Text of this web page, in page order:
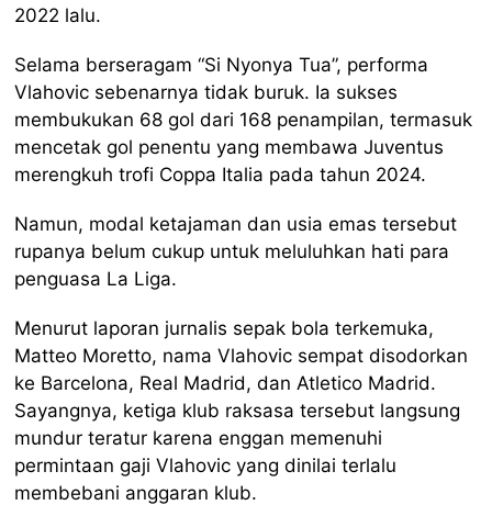
2022 lalu.
Selama berseragam “Si Nyonya Tua”, performa
Vlahovic sebenarnya tidak buruk. Ia sukses
membukukan 68 gol dari 168 penampilan, termasuk
mencetak gol penentu yang membawa Juventus
merengkuh trofi Coppa Italia pada tahun 2024.
Namun, modal ketajaman dan usia emas tersebut
rupanya belum cukup untuk meluluhkan hati para
penguasa La Liga.
Menurut laporan jurnalis sepak bola terkemuka,
Matteo Moretto, nama Vlahovic sempat disodorkan
ke Barcelona, Real Madrid, dan Atletico Madrid.
Sayangnya, ketiga klub raksasa tersebut langsung
mundur teratur karena enggan memenuhi
permintaan gaji Vlahovic yang dinilai terlalu
membebani anggaran klub.